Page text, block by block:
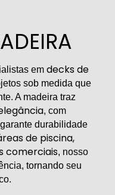
em decks de
sob medida que
A madeira traz
, com
durabilidade
de piscina,
comerciais, nosso
tornando seu